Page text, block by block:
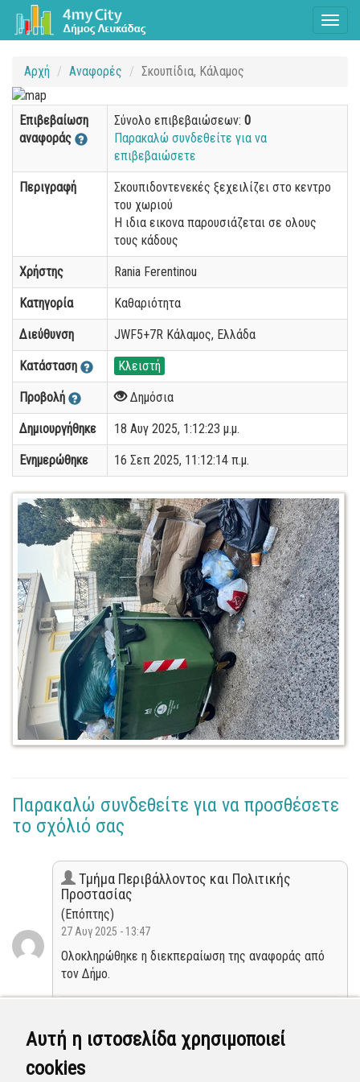
Αυτή η ιστοσελίδα χρησιμοποιεί
cookies
Αρχή Αναφορές Σκουπίδια, Κάλαμος
Επιβεβαίωση
αναφοράς
Σύνολο επιβεβαιώσεων: 0
Παρακαλώ συνδεθείτε για να
επιβεβαιώσετε
Περιγραφή
Σκουπιδοντενεκές ξεχειλίζει στο κεντρο
του χωριού
Η ιδια εικονα παρουσιάζεται σε ολους
τους κάδους
Χρήστης Rania Ferentinou
Κατηγορία Καθαριότητα
Διεύθυνση JWF5+7R Κάλαμος, Ελλάδα
Κατάσταση Κλειστή
Προβολή Δημόσια
Δημιουργήθηκε 18 Αυγ 2025, 1:12:23 μ.μ.
Ενημερώθηκε 16 Σεπ 2025, 11:12:14 π.μ.
Παρακαλώ συνδεθείτε για να προσθέσετε
το σχόλιό σας
Τμήμα Περιβάλλοντος και Πολιτικής
Προστασίας
(Επόπτης)
27 Αυγ 2025 - 13:47
Ολοκληρώθηκε η διεκπεραίωση της αναφοράς από
τον Δήμο.
Τμήμα Περιβάλλοντος και Πολιτικής
Προστασίας